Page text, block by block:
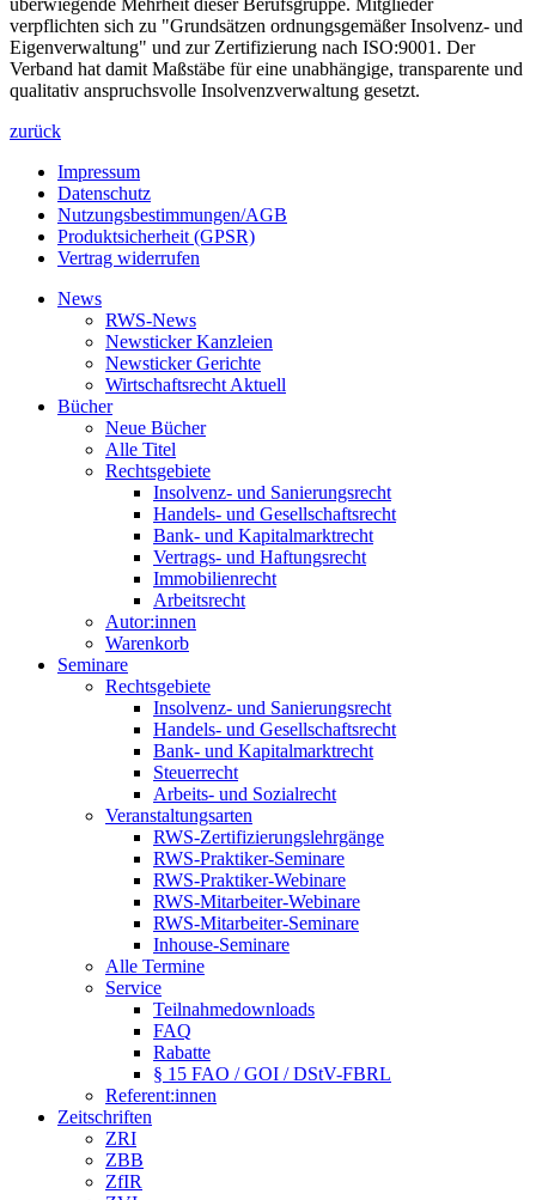
verpflichten sich zu "Grundsätzen ordnungsgemäßer Insolvenz- und
Eigenverwaltung" und zur Zertifizierung nach ISO:9001. Der
Verband hat damit Maßstäbe für eine unabhängige, transparente und
qualitativ anspruchsvolle Insolvenzverwaltung gesetzt.
zurück
Impressum
Datenschutz
Nutzungsbestimmungen/AGB
Produktsicherheit (GPSR)
Vertrag widerrufen
News
RWS-News
Newsticker Kanzleien
Newsticker Gerichte
Wirtschaftsrecht Aktuell
Bücher
Neue Bücher
Alle Titel
Rechtsgebiete
Insolvenz- und Sanierungsrecht
Handels- und Gesellschaftsrecht
Bank- und Kapitalmarktrecht
Vertrags- und Haftungsrecht
Immobilienrecht
Arbeitsrecht
Autor:innen
Warenkorb
Seminare
Rechtsgebiete
Insolvenz- und Sanierungsrecht
Handels- und Gesellschaftsrecht
Bank- und Kapitalmarktrecht
Steuerrecht
Arbeits- und Sozialrecht
Veranstaltungsarten
RWS-Zertifizierungslehrgänge
RWS-Praktiker-Seminare
RWS-Praktiker-Webinare
RWS-Mitarbeiter-Webinare
RWS-Mitarbeiter-Seminare
Inhouse-Seminare
Alle Termine
Service
Teilnahmedownloads
FAQ
Rabatte
§ 15 FAO / GOI / DStV-FBRL
Referent:innen
Zeitschriften
ZRI
ZBB
ZfIR